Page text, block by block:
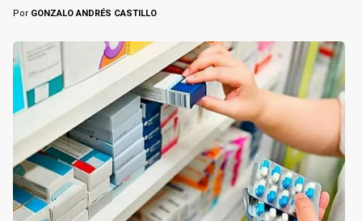
Por GONZALO ANDRÉS CASTILLO